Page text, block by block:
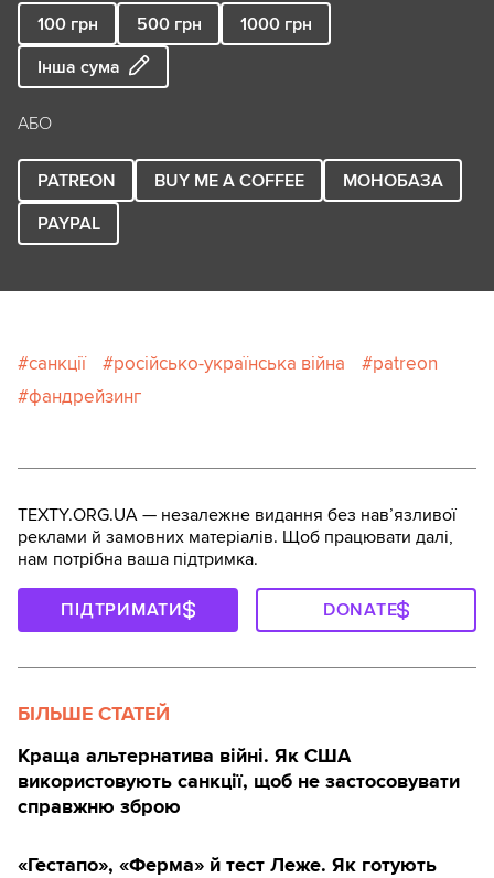
100 грн 500 грн 1000 грн
Інша сума
АБО
PATREON BUY ME A COFFEE
МОНОБАЗА
PAYPAL
санкції російсько-українська війна
patreon
фандрейзинг
TEXTY.ORG.UA — незалежне видання без навʼязливої
реклами й замовних матеріалів. Щоб працювати далі,
нам потрібна ваша підтримка.
ПІДТРИМАТИ DONATE
БІЛЬШЕ СТАТЕЙ
Краща альтернатива війні. Як США
використовують санкції, щоб не застосовувати
справжню зброю
«Гестапо», «Ферма» й тест Леже. Як готують